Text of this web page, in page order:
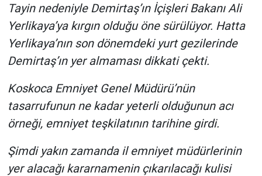
Tayin nedeniyle Demirtaş’ın İçişleri Bakanı Ali
Yerlikaya’ya kırgın olduğu öne sürülüyor. Hatta
Yerlikaya’nın son dönemdeki yurt gezilerinde
Demirtaş’ın yer almaması dikkati çekti.
Koskoca Emniyet Genel Müdürü’nün
tasarrufunun ne kadar yeterli olduğunun acı
örneği, emniyet teşkilatının tarihine girdi.
Şimdi yakın zamanda il emniyet müdürlerinin
yer alacağı kararnamenin çıkarılacağı kulisi